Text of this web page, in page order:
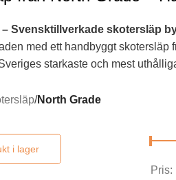
– Svensktillverkade skotersläp
med ett handbyggt skotersläp
starkaste och mest
/North Grade
Pris: